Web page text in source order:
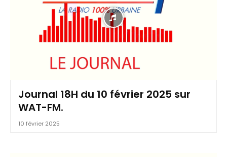
Journal 18H du 10 février 2025 sur
WAT-FM.
10 février 2025